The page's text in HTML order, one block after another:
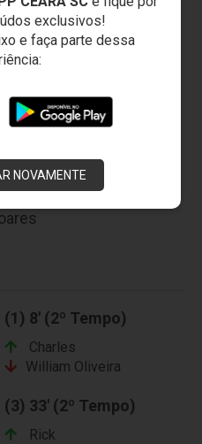
exclusivos!
e faça parte dessa
NOVAMENTE
Faganello
Alencar
(1) 8' (2º Tempo)
Charles
William Oliveira
(3) 33' (2º Tempo)
Rick